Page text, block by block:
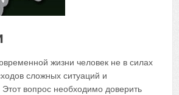
жизни человек не в силах
сложных ситуаций и
Этот вопрос необходимо доверить